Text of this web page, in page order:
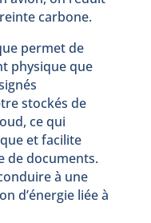
carbone.
permet de
physique que
stockés de
ce qui
et facilite
de documents.
à une
d’énergie liée à